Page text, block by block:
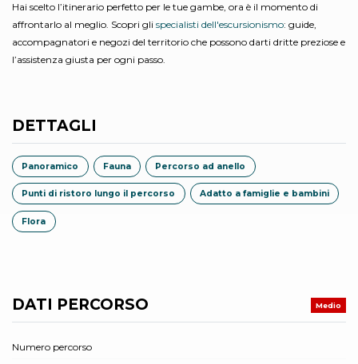
Hai scelto l’itinerario perfetto per le tue gambe, ora è il momento di
affrontarlo al meglio. Scopri gli specialisti dell'escursionismo: guide,
accompagnatori e negozi del territorio che possono darti dritte preziose e
l’assistenza giusta per ogni passo.
DETTAGLI
Panoramico Fauna Percorso ad anello
Punti di ristoro lungo il percorso Adatto a famiglie e bambini
Flora
DATI PERCORSO Medio
Numero percorso